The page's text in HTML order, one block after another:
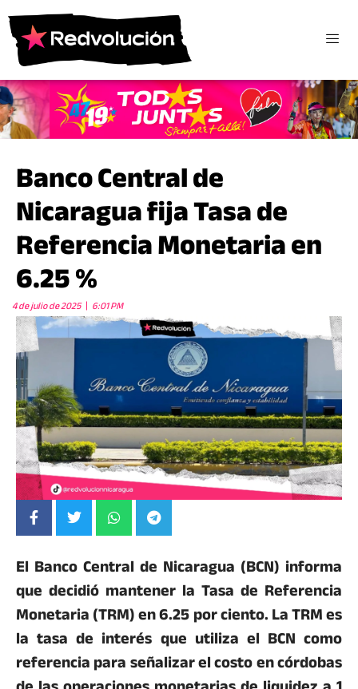
Banco Central de
Nicaragua fija Tasa de
Referencia Monetaria en
6.25 %
4 de julio de 2025 6:01 PM
El Banco Central de Nicaragua (BCN) informa
que decidió mantener la Tasa de Referencia
Monetaria (TRM) en 6.25 por ciento. La TRM es
la tasa de interés que utiliza el BCN como
referencia para señalizar el costo en córdobas